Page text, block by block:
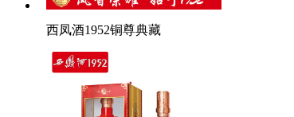
西凤酒1952铜尊典藏